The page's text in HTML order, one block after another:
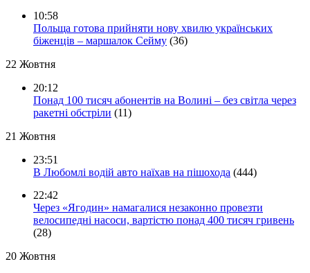
10:58
Польща готова прийняти нову хвилю українських
біженців – маршалок Сейму (36)
22 Жовтня
20:12
Понад 100 тисяч абонентів на Волині – без світла через
ракетні обстріли (11)
21 Жовтня
23:51
В Любомлі водій авто наїхав на пішохода (444)
22:42
Через «Ягодин» намагалися незаконно провезти
велосипедні насоси, вартістю понад 400 тисяч гривень
(28)
20 Жовтня